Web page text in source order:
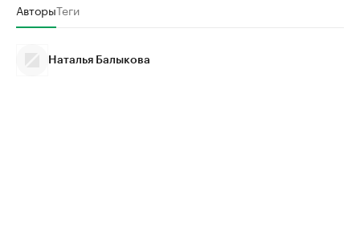
АвторыТеги
Наталья Балыкова